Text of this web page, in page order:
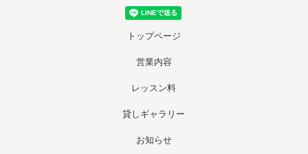
トップページ
営業内容
レッスン料
貸しギャラリー
お知らせ